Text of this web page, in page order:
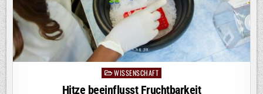
Posted
in
WISSENSCHAFT
Hitze beeinflusst Fruchtbarkeit